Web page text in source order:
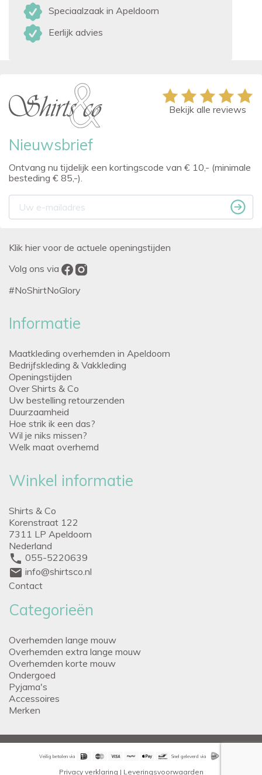
Speciaalzaak in Apeldoorn
Eerlijk advies
Nieuwsbrief
Ontvang nu tijdelijk een kortingscode van € 10,- (minimale
besteding € 85,-).
Bekijk alle reviews
Klik hier voor de actuele openingstijden
Volg ons via
#NoShirtNoGlory
Informatie
Maatkleding overhemden in Apeldoorn
Bedrijfskleding & Vakkleding
Openingstijden
Over Shirts & Co
Uw bestelling retourzenden
Duurzaamheid
Hoe strik ik een das?
Wil je niks missen?
Welk maat overhemd
Winkel informatie
Shirts & Co
Korenstraat 122
7311 LP Apeldoorn
Nederland
phone 055-5220639
mail info@shirtsco.nl
Contact
Categorieën
Overhemden lange mouw
Overhemden extra lange mouw
Overhemden korte mouw
Ondergoed
Pyjama's
Accessoires
Merken
Veilig betalen via Snel geleverd via
Privacy verklaring | Leveringsvoorwaarden